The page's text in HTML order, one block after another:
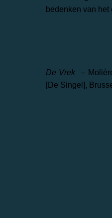
bedenken van
De Vrek –
[De Singel],